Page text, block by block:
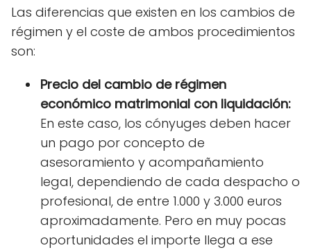
Las diferencias que existen en los cambios de
régimen y el coste de ambos procedimientos
son:
Precio del cambio de régimen
económico matrimonial con liquidación:
En este caso, los cónyuges deben hacer
un pago por concepto de
asesoramiento y acompañamiento
legal, dependiendo de cada despacho o
profesional, de entre 1.000 y 3.000 euros
aproximadamente. Pero en muy pocas
oportunidades el importe llega a ese